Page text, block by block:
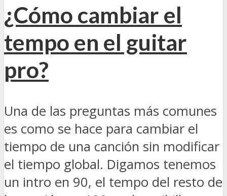
¿Cómo cambiar el
tempo en el guitar
pro?
Una de las preguntas más comunes
es como se hace para cambiar el
tiempo de una canción sin modificar
el tiempo global. Digamos tenemos
un intro en 90, el tempo del resto de